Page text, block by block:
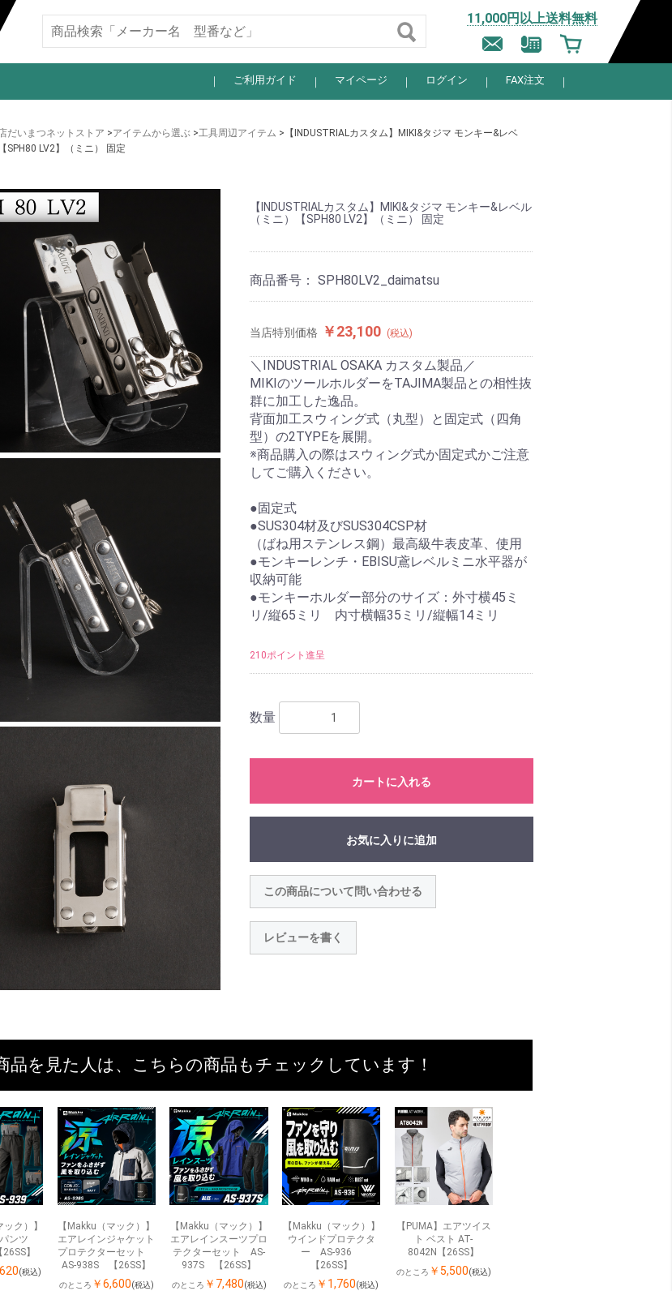
11,000円以上送料無料
ご利用ガイド マイページ ログイン FAX注文
11,000円以上送料無料
だいまつネットストア >アイテムから選ぶ >工具周辺アイテム >【INDUSTRIALカスタム】MIKI&タジマ モンキー&レベ
SPH80 LV2】（ミニ） 固定
【INDUSTRIALカスタム】MIKI&タジマ モンキー&レベル
（ミニ）【SPH80 LV2】（ミニ） 固定
商品番号： SPH80LV2_daimatsu
当店特別価格 ￥23,100 (税込)
＼INDUSTRIAL OSAKA カスタム製品／
MIKIのツールホルダーをTAJIMA製品との相性抜
群に加工した逸品。
背面加工スウィング式（丸型）と固定式（四角
型）の2TYPEを展開。
※商品購入の際はスウィング式か固定式かご注意
してご購入ください。
●固定式
●SUS304材及びSUS304CSP材
（ばね用ステンレス鋼）最高級牛表皮革、使用
●モンキーレンチ・EBISU鳶レベルミニ水平器が
収納可能
●モンキーホルダー部分のサイズ：外寸横45ミ
リ/縦65ミリ 内寸横幅35ミリ/縦幅14ミリ
210ポイント進呈
数量
カートに入れる
お気に入りに追加
この商品について問い合わせる
レビューを書く
品を見た人は、こちらの商品もチェックしています！
ック）】
ンツ
】
(税込)
【Makku（マック）】
エアレインジャケット
プロテクターセット
AS-938S 【26SS】
のところ ￥6,600(税込)
【Makku（マック）】
エアレインスーツプロ
テクターセット AS-
937S 【26SS】
のところ ￥7,480(税込)
【Makku（マック）】
ウインドプロテクタ
ー AS-936
【26SS】
のところ ￥1,760(税込)
【PUMA】エアツイス
ト ベスト AT-
8042N【26SS】
のところ ￥5,500(税込)